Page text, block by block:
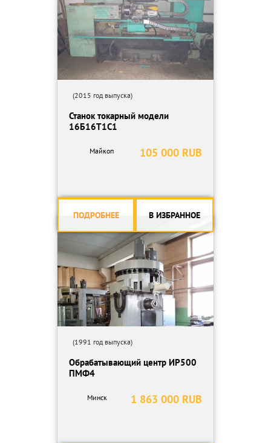
Квадратное сечение державки мм 25х25
Частота вращения фрез.шпинделя об/мин - 50 - 4 000
Мощность привода осевого инструмента кВт - α3 3,7/5,5
Задняя бабка
Управление задней бабкой - Автоматическое
Диаметр пиноли мм Ø85
Перемещение пиноли мм 120
Конус отверстия пиноли - MT-5
Позиционирование мм ±0.005
Повторяемость мм ±0.004
Габариты станка мм 3760х2110х1900
Масса (с конвейером) кг 7000
(2015 год выпуска)
Станок токарный модели
16Б16Т1С1
105 000 RUB
Майкоп
ПОДРОБНЕЕ В ИЗБРАННОЕ
(1991 год выпуска)
Обрабатывающий центр ИР500
ПМФ4
1 863 000 RUB
Минск